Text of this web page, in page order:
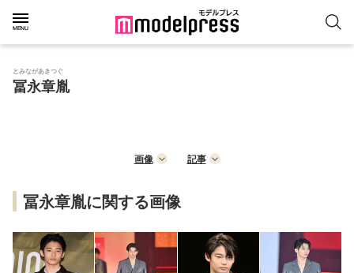
とみながあきつぐ
冨永章胤
画像 記事
冨永章胤に関する画像